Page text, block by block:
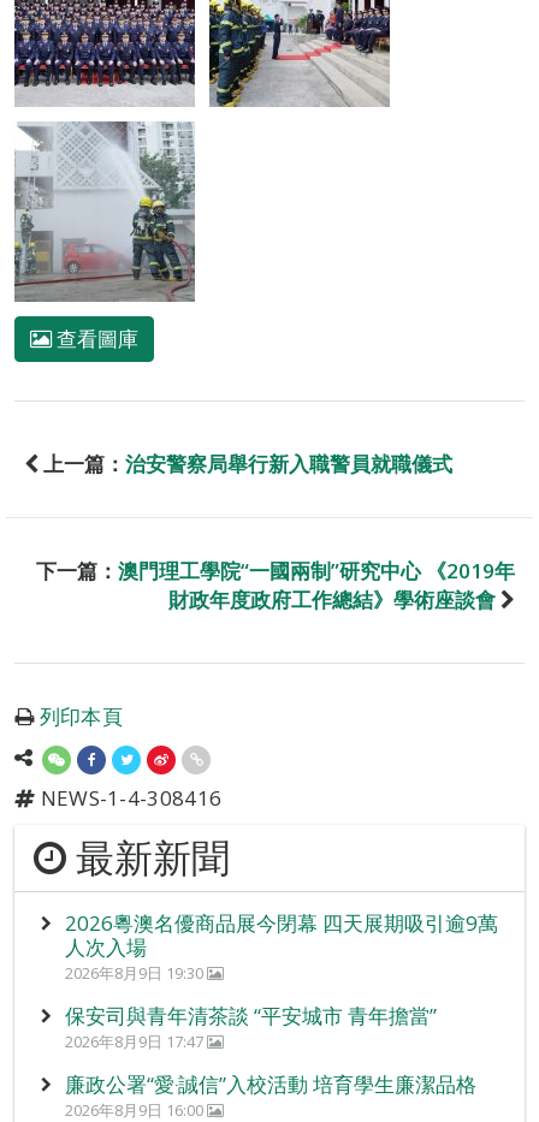
查看圖庫
上一篇： 治安警察局舉行新入職警員就職儀式
下一篇： 澳門理工學院“一國兩制”研究中心 《2019年
財政年度政府工作總結》學術座談會
列印本頁
NEWS-1-4-308416
最新新聞
2026粵澳名優商品展今閉幕 四天展期吸引逾9萬
人次入場
2026年8月9日 19:30
保安司與青年清茶談 “平安城市 青年擔當”
2026年8月9日 17:47
廉政公署“愛‧誠信”入校活動 培育學生廉潔品格
2026年8月9日 16:00